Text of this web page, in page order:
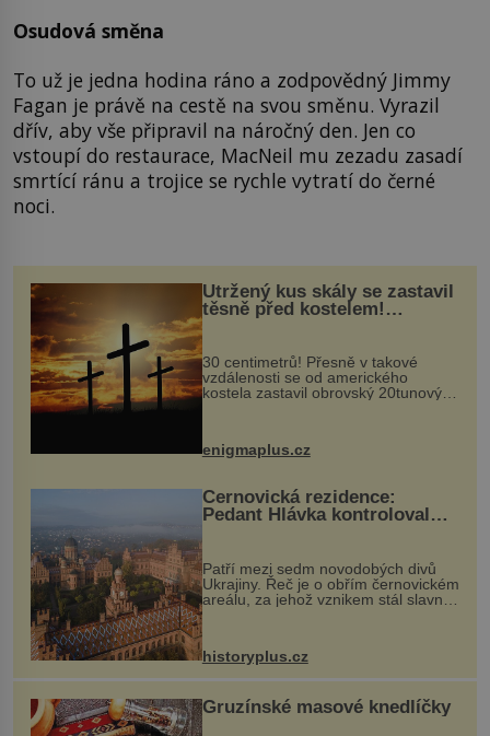
Osudová směna
To už je jedna hodina ráno a zodpovědný Jimmy
Fagan je právě na cestě na svou směnu. Vyrazil
dřív, aby vše připravil na náročný den. Jen co
vstoupí do restaurace, MacNeil mu zezadu zasadí
smrtící ránu a trojice se rychle vytratí do černé
noci.
Utržený kus skály se zastavil
těsně před kostelem!
Ochránila ho boží síla?
30 centimetrů! Přesně v takové
vzdálenosti se od amerického
kostela zastavil obrovský 20tunový
...
enigmaplus.cz
Černovická rezidence:
Pedant Hlávka kontroloval
Patří mezi sedm novodobých divů
Ukrajiny. Řeč je o obřím černovickém
areálu, za jehož vznikem stál slavný
český architekt Josef Hlávka. Ten si
na něm dal mimořádně záležet. Jeho
stavební plány by při ...
historyplus.cz
Gruzínské masové knedlíčky